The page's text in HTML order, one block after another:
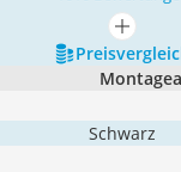
mehr
Schwarz